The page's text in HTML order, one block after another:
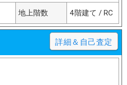
地上階数 4階建て / RC
詳細＆自己査定